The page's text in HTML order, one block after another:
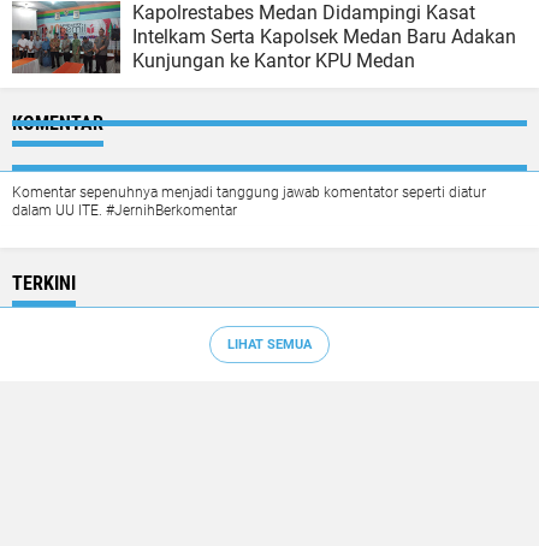
Kapolrestabes Medan Didampingi Kasat
Intelkam Serta Kapolsek Medan Baru Adakan
Kunjungan ke Kantor KPU Medan
KOMENTAR
Komentar sepenuhnya menjadi tanggung jawab komentator seperti diatur
dalam UU ITE. #JernihBerkomentar
TERKINI
LIHAT SEMUA